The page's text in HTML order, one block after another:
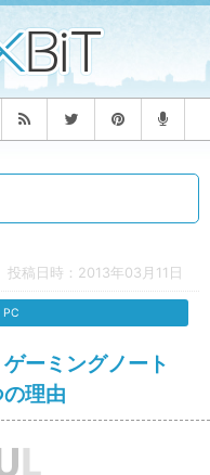
投稿日時：2013年03月11日
ーミングノート
理由
PC